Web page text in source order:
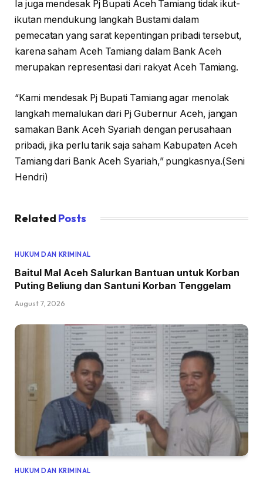
Ia juga mendesak Pj Bupati Aceh Tamiang tidak ikut-
ikutan mendukung langkah Bustami dalam
pemecatan yang sarat kepentingan pribadi tersebut,
karena saham Aceh Tamiang dalam Bank Aceh
merupakan representasi dari rakyat Aceh Tamiang.
“Kami mendesak Pj Bupati Tamiang agar menolak
langkah memalukan dari Pj Gubernur Aceh, jangan
samakan Bank Aceh Syariah dengan perusahaan
pribadi, jika perlu tarik saja saham Kabupaten Aceh
Tamiang dari Bank Aceh Syariah,” pungkasnya.(Seni
Hendri)
Related Posts
HUKUM DAN KRIMINAL
Baitul Mal Aceh Salurkan Bantuan untuk Korban
Puting Beliung dan Santuni Korban Tenggelam
August 7, 2026
HUKUM DAN KRIMINAL